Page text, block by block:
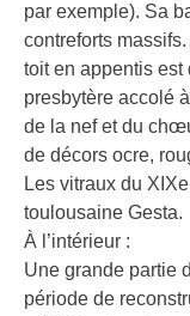
par exemple). Sa
contreforts
toit en appentis est
presbytère accolé
de la nef et du
de décors ocre,
Les vitraux du
toulousaine Gesta.
À l’intérieur :
Une grande partie
période de